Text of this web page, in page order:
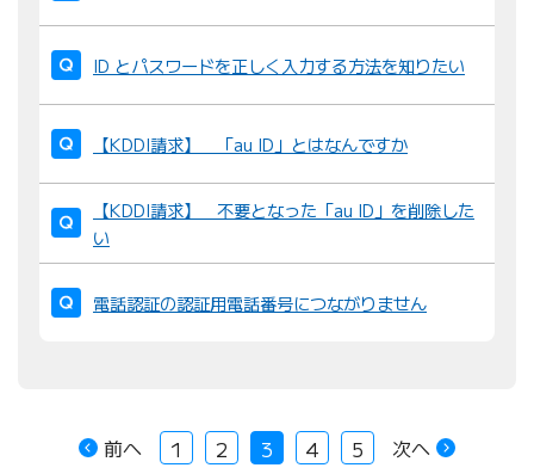
ID とパスワードを正しく入力する方法を知りたい
【KDDI請求】 「au ID」とはなんですか
【KDDI請求】 不要となった「au ID」を削除した
い
電話認証の認証用電話番号につながりません
前へ 1 2 3 4 5 次へ